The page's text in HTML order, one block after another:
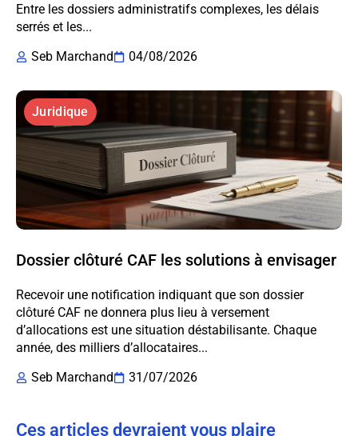
Entre les dossiers administratifs complexes, les délais
serrés et les...
Seb Marchand
04/08/2026
Juridique
Dossier clôturé CAF les solutions à envisager
Recevoir une notification indiquant que son dossier
clôturé CAF ne donnera plus lieu à versement
d’allocations est une situation déstabilisante. Chaque
année, des milliers d’allocataires...
Seb Marchand
31/07/2026
Ces articles devraient vous plaire